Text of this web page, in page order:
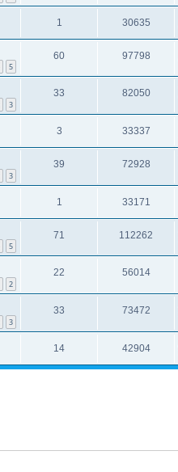
1 30635
5
60 97798
3
33 82050
3 33337
3
39 72928
1 33171
5
71 112262
2
22 56014
3
33 73472
14 42904